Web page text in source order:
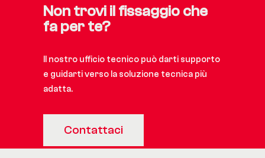
Non trovi il fissaggio che
fa per te?
Il nostro ufficio tecnico può darti supporto
e guidarti verso la soluzione tecnica più
adatta.
Contattaci